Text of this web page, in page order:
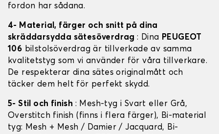
fordon har sådana.
4- Material, färger och snitt på dina
skräddarsydda sätesöverdrag: Dina PEUGEOT
106 bilstolsöverdrag är tillverkade av samma
kvalitetstyg som vi använder för våra tillverkare.
De respekterar dina sätes originalmått och
täcker dem helt för perfekt skydd.
5- Stil och finish : Mesh-tyg i Svart eller Grå,
Overstitch finish (finns i flera färger), Bi-material
tyg: Mesh + Mesh / Damier / Jacquard, Bi-